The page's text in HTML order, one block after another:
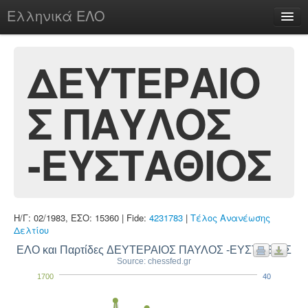
Ελληνικά ΕΛΟ
chesstu.be @ discord
Login
ΔΕΥΤΕΡΑΙΟ
Σ ΠΑΥΛΟΣ
-ΕΥΣΤΑΘΙΟΣ
Η/Γ: 02/1983, ΕΣΟ: 15360 | Fide: 4231783 | Τέλος Ανανέωσης
Δελτίου
ΕΛΟ και Παρτίδες ΔΕΥΤΕΡΑΙΟΣ ΠΑΥΛΟΣ -ΕΥΣΤΑΘΙΟΣ
Source: chessfed.gr
1700 40